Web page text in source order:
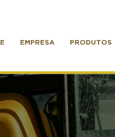
EMPRESA PRODUTOS